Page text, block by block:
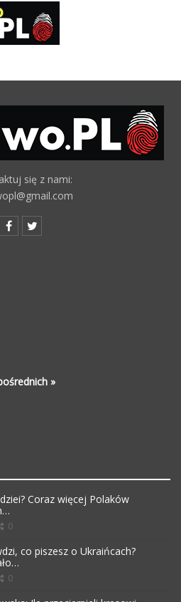
się z nami:
»
Coraz więcej Polaków
0
co piszesz o Ukraińcach?
0